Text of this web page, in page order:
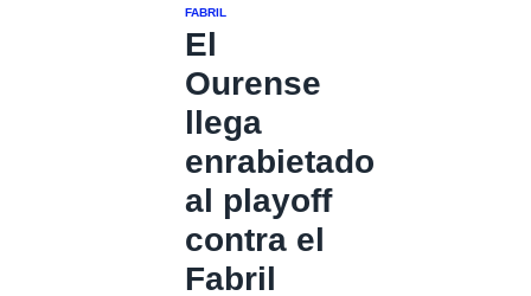
FABRIL
El
Ourense
llega
enrabietado
al playoff
contra el
Fabril